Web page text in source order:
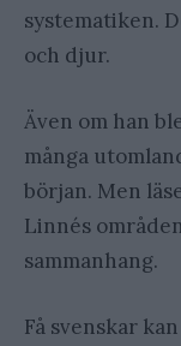
systematiken.
och djur.
Även om han
många
början. Men
Linnés
sammanhang.
Få svenskar